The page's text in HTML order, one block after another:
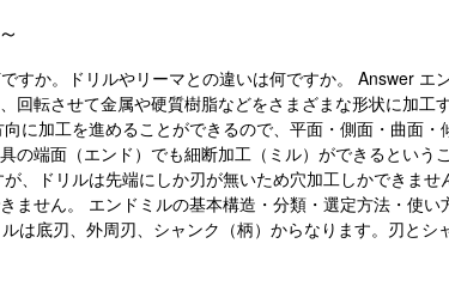
すか。ドリルやリーマとの違いは何ですか。 Answer エ
回転させて金属や硬質樹脂などをさまざまな形状に加工
に加工を進めることができるので、平面・側面・曲面・
端面（エンド）でも細断加工（ミル）ができるという
、ドリルは先端にしか刃が無いため穴加工しかできませ
ません。 エンドミルの基本構造・分類・選定方法・使い
は底刃、外周刃、シャンク（柄）からなります。刃とシ